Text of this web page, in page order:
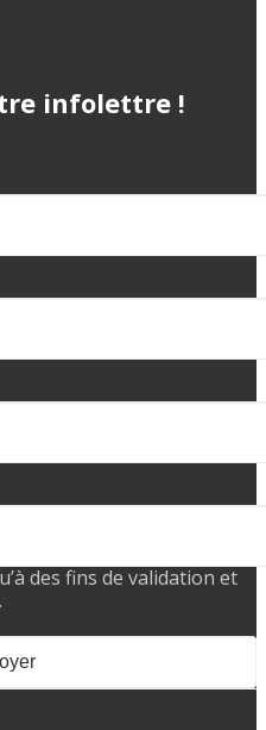
infolettre !
des fins de validation et